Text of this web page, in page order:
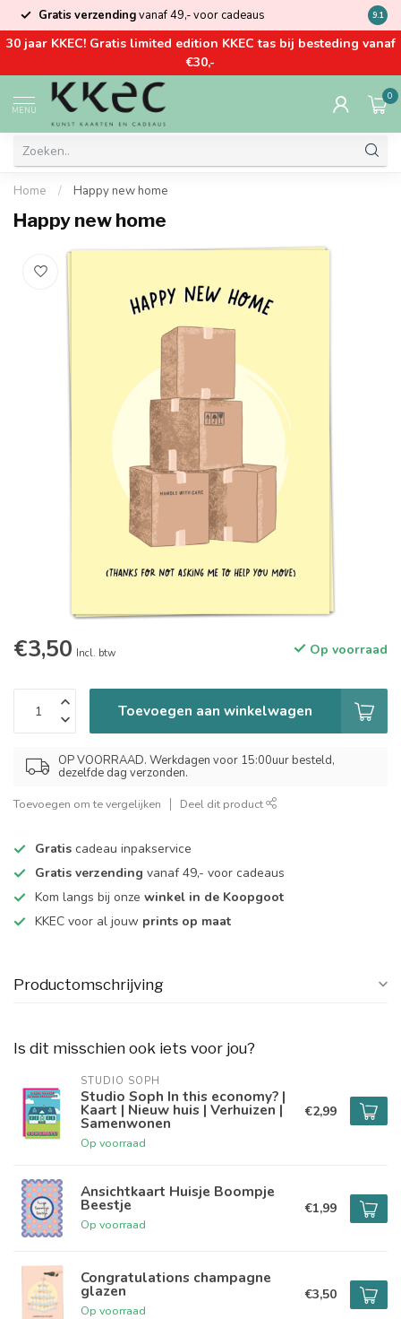
Gratis verzendingvanaf 49,- voor cadeaus Kom
9.1
30 jaar KKEC! Gratis limited edition KKEC tas bij besteding vanaf
€30,-
MENU
0
Home / Happy new home
Happy new home
€3,50 Incl. btw Op voorraad
Toevoegen aan winkelwagen
OP VOORRAAD. Werkdagen voor 15:00uur besteld,
dezelfde dag verzonden.
Toevoegen om te vergelijken Deel dit product
Gratis cadeau inpakservice
Gratis verzending vanaf 49,- voor cadeaus
Kom langs bij onze winkel in de Koopgoot
KKEC voor al jouw prints op maat
Productomschrijving
Is dit misschien ook iets voor jou?
STUDIO SOPH
Studio Soph In this economy? |
Kaart | Nieuw huis | Verhuizen |
Samenwonen
Op voorraad
€2,99
Ansichtkaart Huisje Boompje
Beestje
Op voorraad
€1,99
Congratulations champagne
glazen
Op voorraad
€3,50